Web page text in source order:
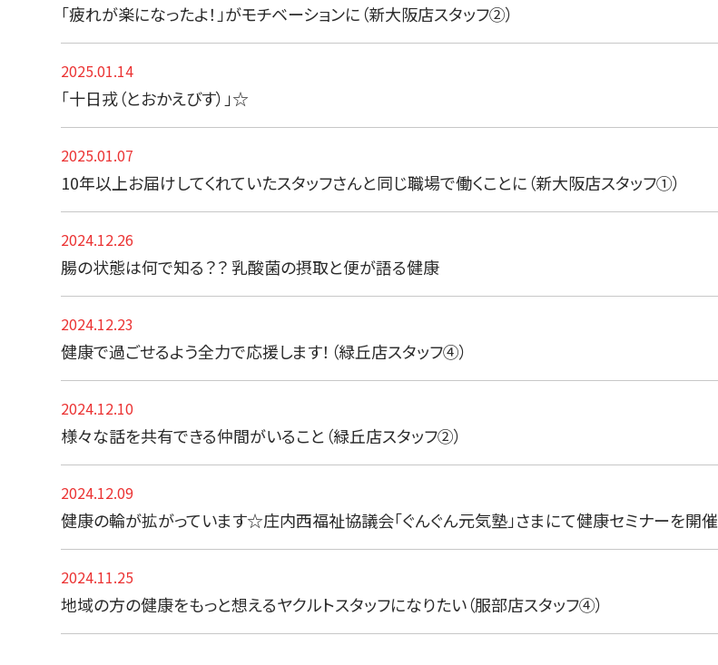
「疲れが楽になったよ！」がモチベーションに（新大阪店スタッフ②）
2025.01.14
「十日戎（とおかえびす）」☆
2025.01.07
10年以上お届けしてくれていたスタッフさんと同じ職場で働くことに（新大阪店スタッフ①）
2024.12.26
腸の状態は何で知る？？ 乳酸菌の摂取と便が語る健康
2024.12.23
健康で過ごせるよう全力で応援します！（緑丘店スタッフ④）
2024.12.10
様々な話を共有できる仲間がいること（緑丘店スタッフ②）
2024.12.09
健康の輪が拡がっています☆庄内西福祉協議会「ぐんぐん元気塾」さまにて健康セミナーを開催
2024.11.25
地域の方の健康をもっと想えるヤクルトスタッフになりたい（服部店スタッフ④）